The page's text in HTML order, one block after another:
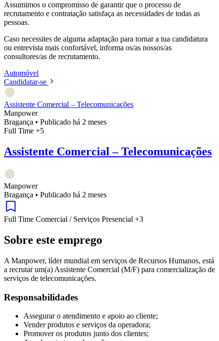
Assumimos o compromisso de garantir que o processo de
recrutamento e contratação satisfaça as necessidades de todas as
pessoas.
Caso necessites de alguma adaptação para tornar a tua candidatura
ou entrevista mais confortável, informa os/as nossos/as
consultores/as de recrutamento.
Automóvel
Candidatar-se
Assistente Comercial – Telecomunicações
Manpower
Bragança • Publicado há 2 meses
Full Time +5
Assistente Comercial – Telecomunicações
Manpower
Bragança • Publicado há 2 meses
Full Time Comercial / Serviços Presencial +3
Sobre este emprego
A Manpower, líder mundial em serviços de Recursos Humanos, está
a recrutar um(a) Assistente Comercial (M/F) para comercialização de
serviços de telecomunicações.
Responsabilidades
Assegurar o atendimento e apoio ao cliente;
Vender produtos e serviços da operadora;
Promover os produtos junto dos clientes;